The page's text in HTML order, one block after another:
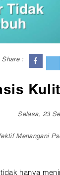
Share :
Selasa, 23
Menangani
hanya